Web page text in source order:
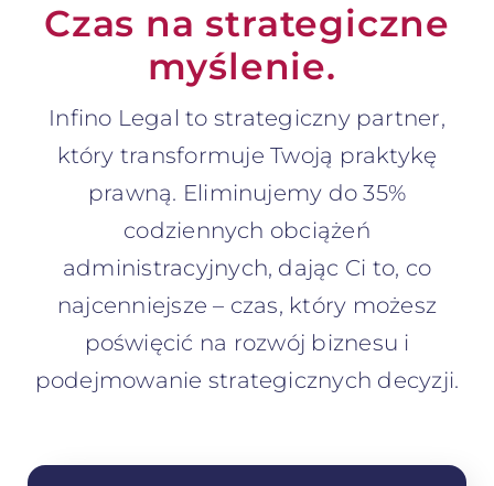
Czas na strategiczne
myślenie.
Infino Legal to strategiczny partner,
który transformuje Twoją praktykę
prawną. Eliminujemy do 35%
codziennych obciążeń
administracyjnych, dając Ci to, co
najcenniejsze – czas, który możesz
poświęcić na rozwój biznesu i
podejmowanie strategicznych decyzji.